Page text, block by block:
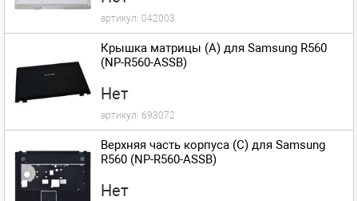
артикул: 042003
Крышка матрицы (A) для Samsung R560
(NP-R560-ASSB)
Нет
артикул: 693072
Верхняя часть корпуса (C) для Samsung
R560 (NP-R560-ASSB)
Нет